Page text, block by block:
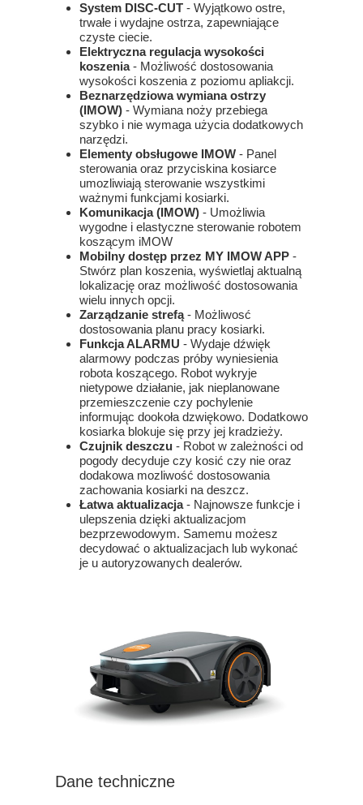
System DISC-CUT - Wyjątkowo ostre,
trwałe i wydajne ostrza, zapewniające
czyste ciecie.
Elektryczna regulacja wysokości
koszenia- Możliwość dostosowania
wysokości koszenia z poziomu apliakcji.
Beznarzędziowa wymiana ostrzy
(IMOW) - Wymiana noży przebiega
szybko i nie wymaga użycia dodatkowych
narzędzi.
Elementy obsługowe IMOW - Panel
sterowania oraz przyciskina kosiarce
umozliwiają sterowanie wszystkimi
ważnymi funkcjami kosiarki.
Komunikacja (IMOW) - Umożliwia
wygodne i elastyczne sterowanie robotem
koszącym iMOW
Mobilny dostęp przez MY IMOW APP -
Stwórz plan koszenia, wyświetlaj aktualną
lokalizację oraz możliwość dostosowania
wielu innych opcji.
Zarządzanie strefą- Możliwosć
dostosowania planu pracy kosiarki.
Funkcja ALARMU - Wydaje dźwięk
alarmowy podczas próby wyniesienia
robota koszącego. Robot wykryje
nietypowe działanie, jak nieplanowane
przemieszczenie czy pochylenie
informując dookoła dzwiękowo. Dodatkowo
kosiarka blokuje się przy jej kradzieży.
Czujnik deszczu - Robot w zależności od
pogody decyduje czy kosić czy nie oraz
dodakowa mozliwość dostosowania
zachowania kosiarki na deszcz.
Łatwa aktualizacja- Najnowsze funkcje i
ulepszenia dzięki aktualizacjom
bezprzewodowym. Samemu możesz
decydować o aktualizacjach lub wykonać
je u autoryzowanych dealerów.
Dane techniczne